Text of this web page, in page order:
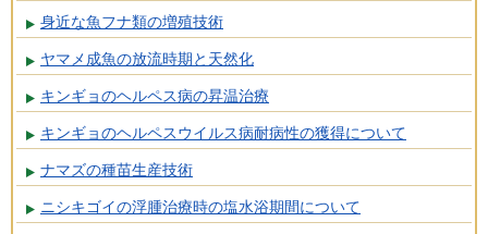
身近な魚フナ類の増殖技術
ヤマメ成魚の放流時期と天然化
キンギョのヘルペス病の昇温治療
キンギョのヘルペスウイルス病耐病性の獲得について
ナマズの種苗生産技術
ニシキゴイの浮腫治療時の塩水浴期間について